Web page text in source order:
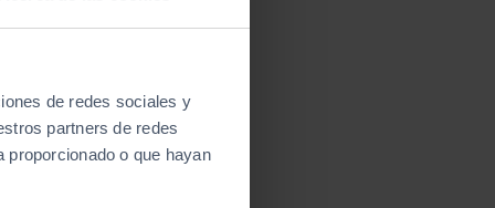
de redes sociales y
partners de redes
proporcionado o que hayan